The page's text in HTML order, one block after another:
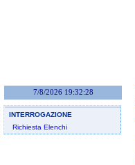
7/8/2026 19:32:28
INTERROGAZIONE
Richiesta Elenchi